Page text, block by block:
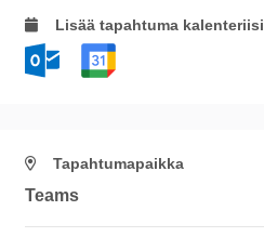
Lisää tapahtuma kalenteriisi
Tapahtumapaikka
Teams